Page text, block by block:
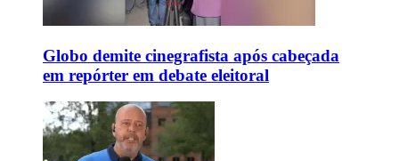
Globo demite cinegrafista após cabeçada
em repórter em debate eleitoral